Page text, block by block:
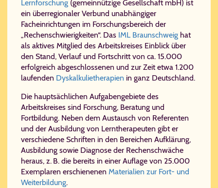
Lernforschung (gemeinnützige Gesellschaft mbH) ist
ein überregionaler Verbund unabhängiger
Facheinrichtungen im Forschungsbereich der
„Rechenschwierigkeiten“. Das IML Braun­schweig hat
als aktives Mitglied des Arbeitskreises Einblick über
den Stand, Verlauf und Fortschritt von ca. 15.000
erfolgreich abgeschlossenen und zur Zeit etwa 1.200
laufenden Dyskalkulietherapien in ganz Deutschland.
Die hauptsächlichen Aufgabengebiete des
Arbeitskreises sind Forschung, Beratung und
Fortbildung. Neben dem Austausch von Referenten
und der Ausbildung von Lerntherapeuten gibt er
verschiedene Schriften in den Bereichen Aufklärung,
Ausbildung sowie Diagnose der Rechenschwäche
heraus, z. B. die bereits in einer Auflage von 25.000
Exemplaren erschienenen Materialien zur Fort- und
Weiterbildung.